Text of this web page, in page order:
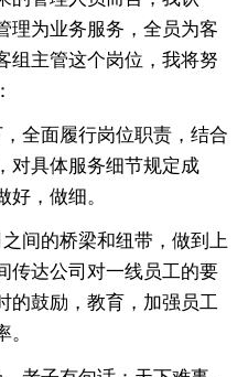
理为业务服务，全员为客
组主管这个岗位，我将努
全面履行岗位职责，结合
对具体服务细节规定成
，做细。
间的桥梁和纽带，做到上
传达公司对一线员工的要
的鼓励，教育，加强员工